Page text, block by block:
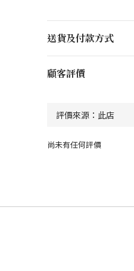
送貨及付款方式
顧客評價
尚未有任何評價